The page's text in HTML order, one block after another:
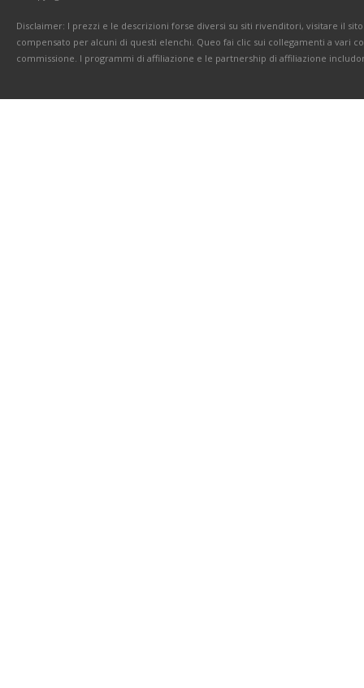
Disclaimer: I prezzi e le descrizioni forse diversi su siti rivenditori, visitare il
compensato per alcuni di questi elenchi. Queo fai clic sui collegamenti a vari
commissione. I programmi di affiliazione e le partnership di affiliazione